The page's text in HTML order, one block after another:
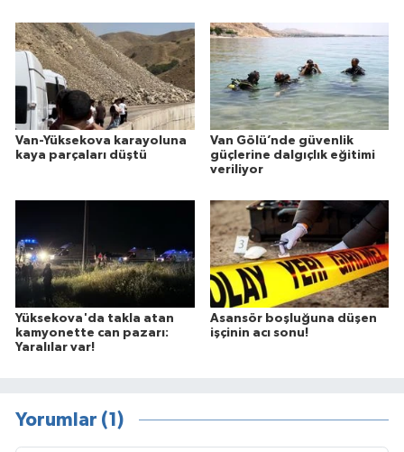
Van-Yüksekova karayoluna
kaya parçaları düştü
Van Gölü’nde güvenlik
güçlerine dalgıçlık eğitimi
veriliyor
Yüksekova'da takla atan
kamyonette can pazarı:
Yaralılar var!
Asansör boşluğuna düşen
işçinin acı sonu!
Yorumlar (1)